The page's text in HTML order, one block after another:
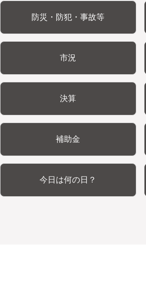
防災・防犯・事故等
市況
決算
補助金
今日は何の日？